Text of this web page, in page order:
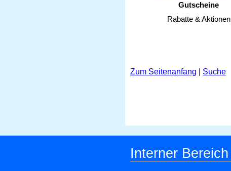
Gutscheine
Rabatte & Aktionen
Zum Seitenanfang Suche
Interner Bereich